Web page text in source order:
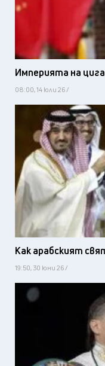
Империята на
08:00, 14 юли 26 /
Как арабският
19:50, 30 юни 26 /